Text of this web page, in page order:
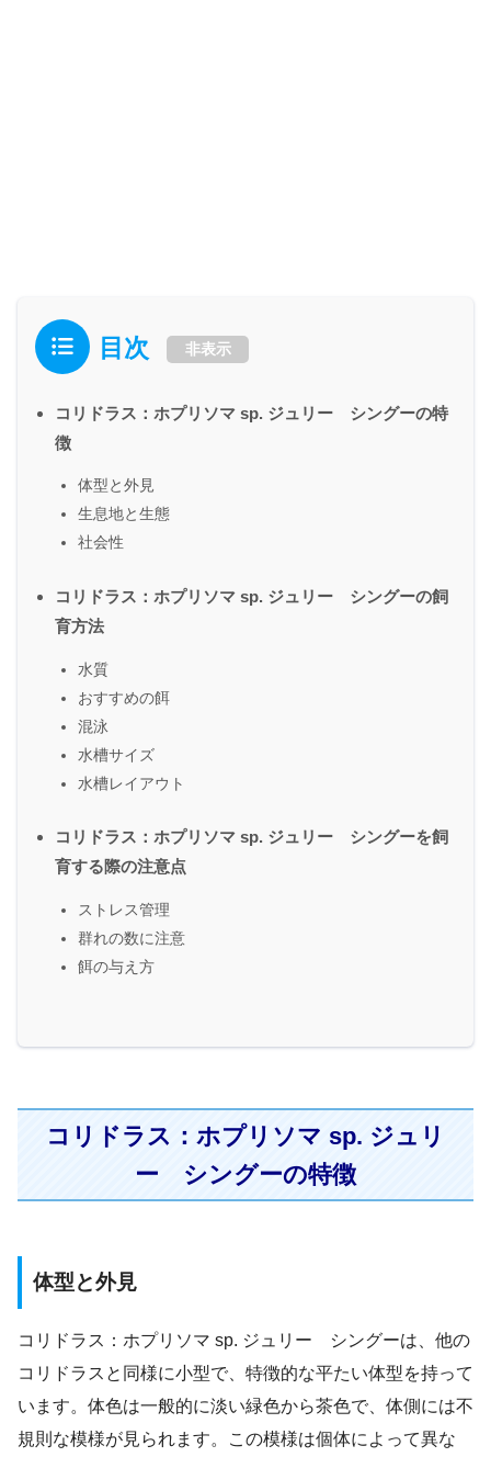
目次 非表示
コリドラス：ホプリソマ sp. ジュリー シングーの特
徴
体型と外見
生息地と生態
社会性
コリドラス：ホプリソマ sp. ジュリー シングーの飼
育方法
水質
おすすめの餌
混泳
水槽サイズ
水槽レイアウト
コリドラス：ホプリソマ sp. ジュリー シングーを飼
育する際の注意点
ストレス管理
群れの数に注意
餌の与え方
コリドラス：ホプリソマ sp. ジュリ
ー シングーの特徴
体型と外見
コリドラス：ホプリソマ sp. ジュリー シングーは、他の
コリドラスと同様に小型で、特徴的な平たい体型を持って
います。体色は一般的に淡い緑色から茶色で、体側には不
規則な模様が見られます。この模様は個体によって異な